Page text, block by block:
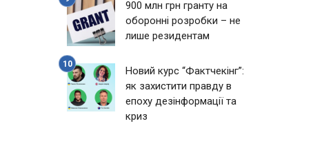
900 млн грн гранту на
оборонні розробки – не
лише резидентам
Новий курс “Фактчекінг”:
як захистити правду в
епоху дезінформації та
криз